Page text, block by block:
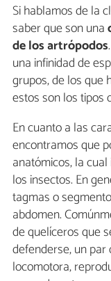
Si hablamos de la
saber que son una
de los artrópodos
una infinidad de
grupos, de los que
estos son los tipos
En cuanto a las
encontramos que
anatómicos, la
los insectos. En
tagmas o
abdomen.
de quelíceros que
defenderse, un
locomotora,